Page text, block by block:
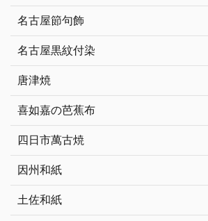
名古屋節句飾
名古屋黒紋付染
唐津焼
喜如嘉の芭蕉布
四日市萬古焼
因州和紙
土佐和紙